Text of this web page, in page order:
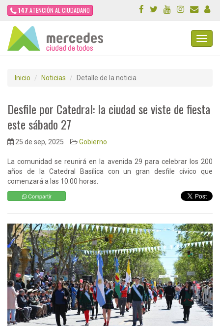
147 ATENCIÓN AL CIUDADANO
Inicio Noticias Detalle de la noticia
Desfile por Catedral: la ciudad se viste de fiesta
este sábado 27
25 de sep, 2025 Gobierno
La comunidad se reunirá en la avenida 29 para celebrar los 200
años de la Catedral Basílica con un gran desfile cívico que
comenzará a las 10:00 horas.
Compartir